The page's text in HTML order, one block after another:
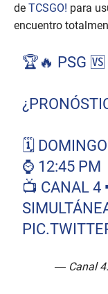
de TCSGO! para
encuentro
🏆🔥 PSG 🆚
🗓
⌚ 12:45 PM
📺 CANAL 4
— Canal